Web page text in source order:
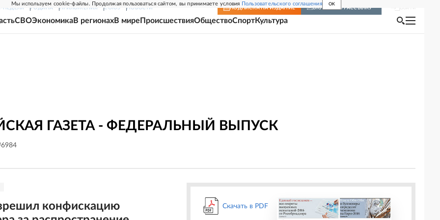
Мы используем cookie-файлы. Продолжая пользоваться сайтом, вы принимаете условия Пользовательского соглашения OK
НЕДЕЛЯ РОДИНА ПРИЛОЖЕНИЯ СОЮЗ НОВОСТИ ПОДПИСКА НА ИЗДАНИЕ ВКЛЮЧИТЬ РАССЫЛКУ
СВОЭкономикаВ регионахВ мире ПроисшествияОбществоСпортКультура
ГАЗЕТА - ФЕДЕРАЛЬНЫЙ ВЫПУСК
конфискацию
Скачать в PDF